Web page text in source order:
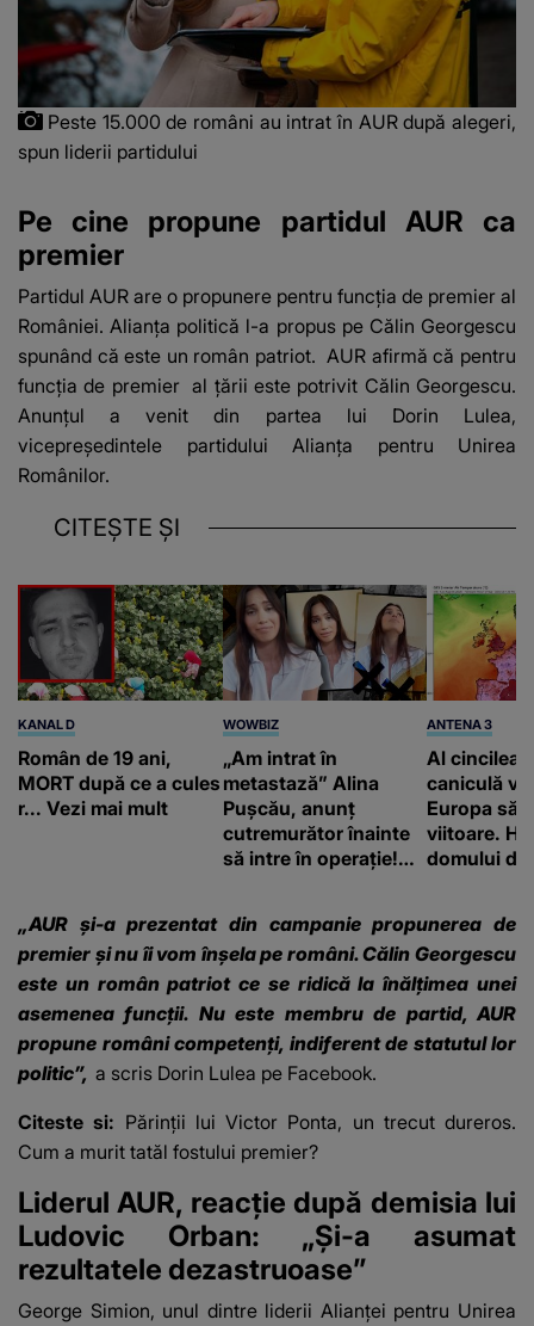
Peste 15.000 de români au intrat în AUR după alegeri,
spun liderii partidului
Pe cine propune partidul AUR ca
premier
Partidul AUR are o propunere pentru funcția de premier al
României. Alianța politică l-a propus pe Călin Georgescu
spunând că este un român patriot.AUR afirmă că pentru
funcția de premier al țării este potrivit Călin Georgescu.
Anunțul a venit din partea lui Dorin Lulea,
vicepreşedintele partidului Alianţa pentru Unirea
Românilor.
CITEȘTE ȘI
KANAL D
Român de 19 ani,
MORT după ce a cules
r... Vezi mai mult
WOWBIZ
„Am intrat în
metastază” Alina
Pușcău, anunț
cutremurător înainte
să intre în operație!
fanilor
ANTENA 3
Al cincilea
caniculă
Europa
viitoare.
domului de
„AUR și-a prezentat din campanie propunerea de
premier și nu îi vom înșela pe români. Călin Georgescu
este un român patriot ce se ridică la înălțimea unei
asemenea funcții. Nu este membru de partid, AUR
propune români competenți, indiferent de statutul lor
politic”, a scris Dorin Lulea pe Facebook.
Citeste si: Părinții lui Victor Ponta, un trecut dureros.
Cum a murit tatăl fostului premier?
Liderul AUR, reacție după demisia lui
Ludovic Orban: „Și-a asumat
rezultatele dezastruoase”
George Simion, unul dintre liderii Alianţei pentru Unirea